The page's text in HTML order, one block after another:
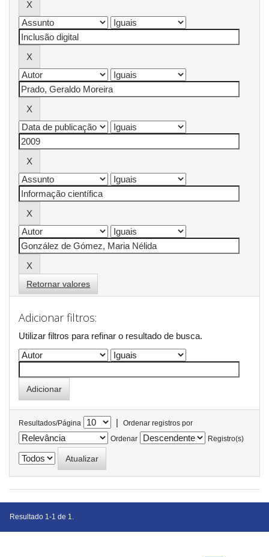
Retornar valores
Adicionar filtros:
Utilizar filtros para refinar o resultado de busca.
Resultados/Página |
Ordenar registros por
Ordenar
Registro(s)
Resultado 1-1 de 1.